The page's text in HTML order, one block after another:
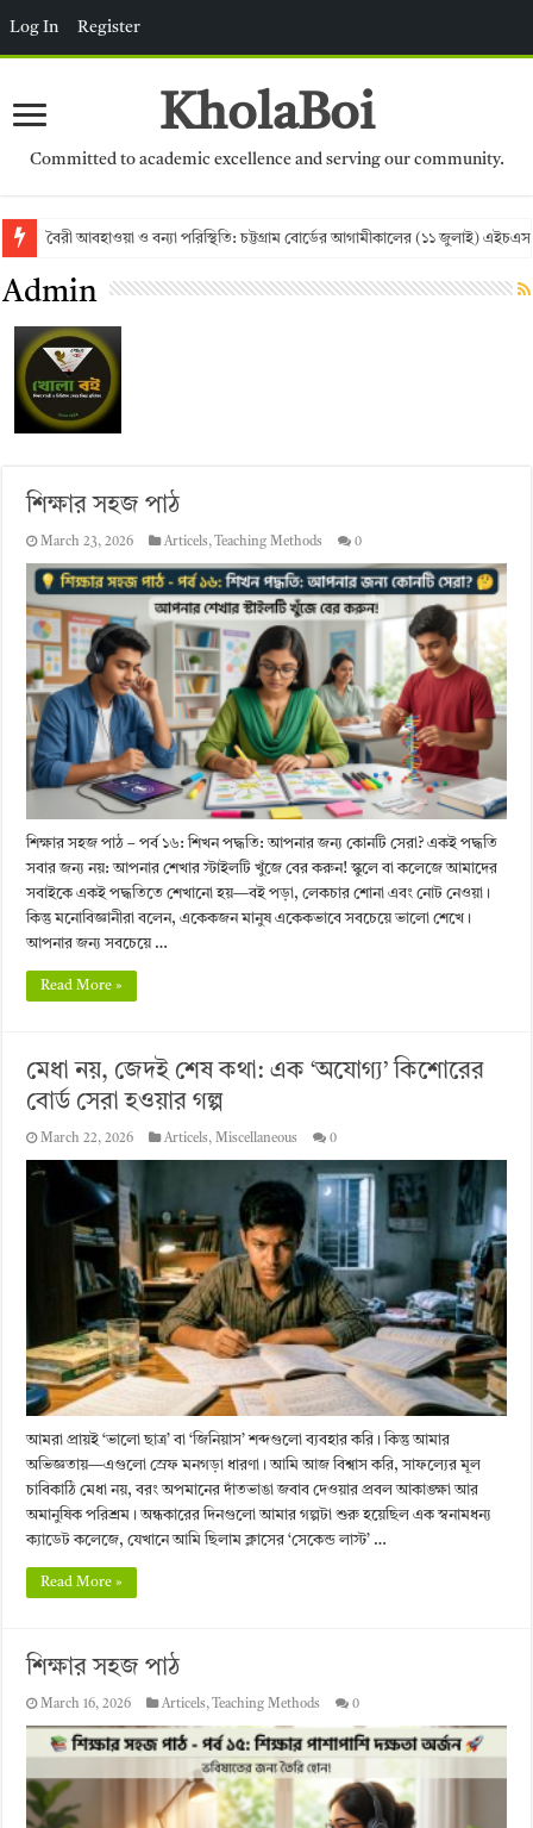
KholaBoi
Committed to academic excellence and serving our community.
বৈরী আবহাওয়া ও বন্যা পরিস্থিতি: চট্টগ্রাম বোর্ডের আগামীকালের (১১ জুলাই)
Admin
শিক্ষার সহজ পাঠ
March 23, 2026 Articels, Teaching Methods 0
শিক্ষার সহজ পাঠ – পর্ব ১৬: শিখন পদ্ধতি: আপনার জন্য কোনটি সেরা? একই পদ্ধতি
সবার জন্য নয়: আপনার শেখার স্টাইলটি খুঁজে বের করুন! স্কুলে বা কলেজে আমাদের
সবাইকে একই পদ্ধতিতে শেখানো হয়—বই পড়া, লেকচার শোনা এবং নোট নেওয়া।
কিন্তু মনোবিজ্ঞানীরা বলেন, একেকজন মানুষ একেকভাবে সবচেয়ে ভালো শেখে।
আপনার জন্য সবচেয়ে …
Read More »
মেধা নয়, জেদই শেষ কথা: এক ‘অযোগ্য’ কিশোরের
বোর্ড সেরা হওয়ার গল্প
March 22, 2026 Articels,Miscellaneous 0
আমরা প্রায়ই ‘ভালো ছাত্র’ বা ‘জিনিয়াস’ শব্দগুলো ব্যবহার করি। কিন্তু আমার
অভিজ্ঞতায়—এগুলো স্রেফ মনগড়া ধারণা। আমি আজ বিশ্বাস করি, সাফল্যের মূল
চাবিকাঠি মেধা নয়, বরং অপমানের দাঁতভাঙা জবাব দেওয়ার প্রবল আকাঙ্ক্ষা আর
অমানুষিক পরিশ্রম। ​অন্ধকারের দিনগুলো ​আমার গল্পটা শুরু হয়েছিল এক স্বনামধন্য
ক্যাডেট কলেজে, যেখানে আমি ছিলাম ক্লাসের ‘সেকেন্ড লাস্ট’ …
Read More »
শিক্ষার সহজ পাঠ
March 16, 2026 Articels, Teaching Methods 0
Log In Register